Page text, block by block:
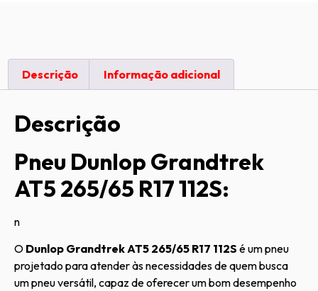
Descrição Informação adicional
Descrição
Pneu Dunlop Grandtrek
AT5 265/65 R17 112S:
n
O Dunlop Grandtrek AT5 265/65 R17 112S é um pneu
projetado para atender às necessidades de quem busca
um pneu versátil, capaz de oferecer um bom desempenho